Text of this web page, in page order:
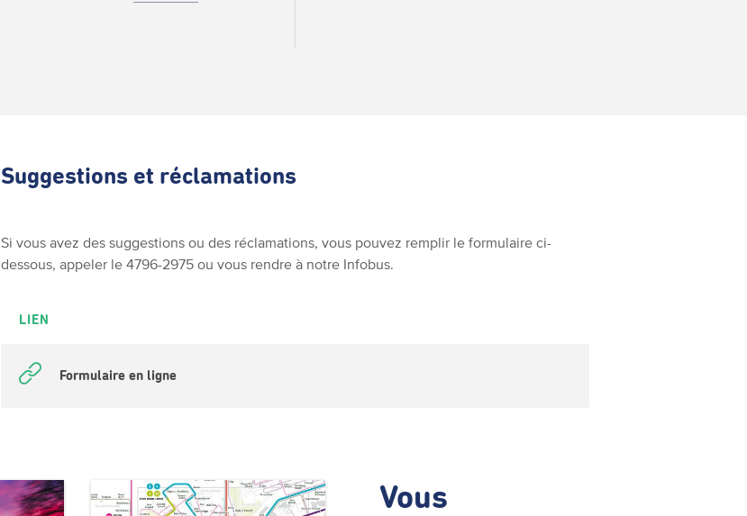
Suggestions et réclamations
Si vous avez des suggestions ou des réclamations, vous pouvez remplir le formulaire ci-
dessous, appeler le 4796-2975 ou vous rendre à notre Infobus.
LIEN
Formulaire en ligne
Vous